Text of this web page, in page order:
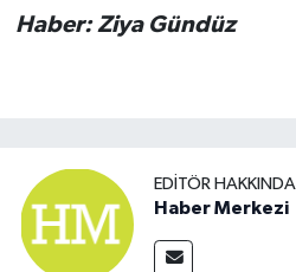
Haber: Ziya Gündüz
EDITÖR HAKKINDA
Haber Merkezi